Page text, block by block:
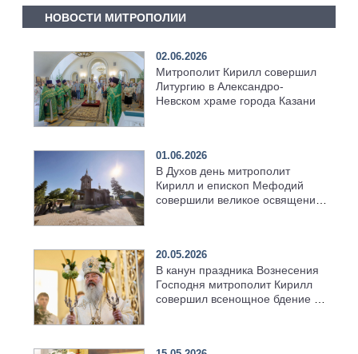
НОВОСТИ МИТРОПОЛИИ
02.06.2026
Митрополит Кирилл совершил
Литургию в Александро-
Невском храме города Казани
01.06.2026
В Духов день митрополит
Кирилл и епископ Мефодий
совершили великое освящение
20.05.2026
В канун праздника Вознесения
Господня митрополит Кирилл
совершил всенощное бдение в